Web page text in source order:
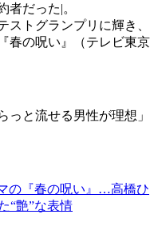
者だった|。
トグランプリに輝き、
春の呪い』（テレビ東京
と流せる男性が理想」
の『春の呪い』…高橋ひ
“艶”な表情